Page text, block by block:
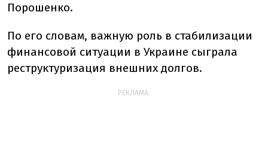
Порошенко.
По его словам, важную роль в стабилизации
финансовой ситуации в Украине сыграла
реструктуризация внешних долгов.
РЕКЛАМА: